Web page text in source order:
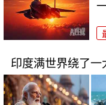
印度满世界绕了一